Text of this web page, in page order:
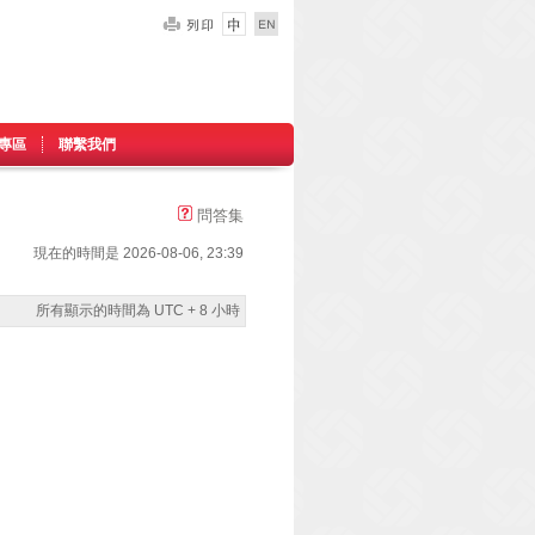
區 聯繫我們
問答集
現在的時間是 2026-08-06, 23:39
所有顯示的時間為 UTC + 8 小時